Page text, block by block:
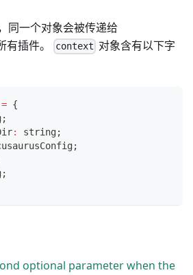
同一个对象会被传递给
插件。
context 对象含有以下字
= {
;
: string;
;
;
optional parameter when the